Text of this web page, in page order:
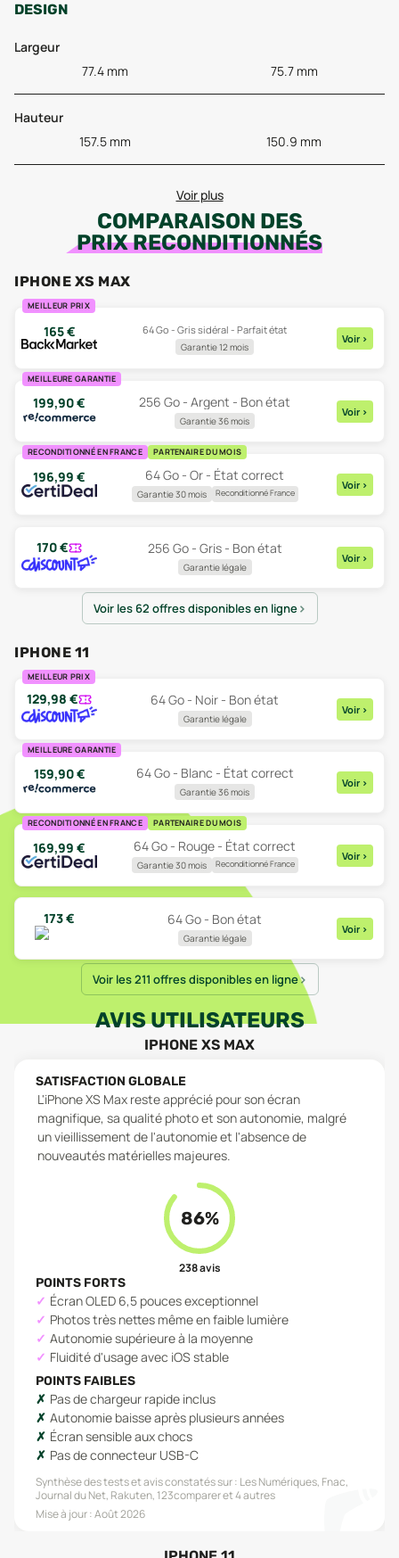
DESIGN
Largeur
77.4 mm
75.7 mm
Hauteur
157.5 mm
150.9 mm
Voir plus
COMPARAISON DES
PRIX RECONDITIONNÉS
IPHONE XS MAX
MEILLEUR PRIX
165€ 64 Go - Gris sidéral - Parfait état
Garantie 12 mois
Voir >
MEILLEURE GARANTIE
199,90€ 256 Go - Argent - Bon état
Garantie 36 mois
Voir >
RECONDITIONNÉ EN FRANCE PARTENAIRE DU MOIS
196,99 € 64 Go - Or - État correct
Garantie 30 mois Reconditionné France
Voir >
170€ 256 Go - Gris - Bon état
Garantie légale
Voir >
Voir les 62 offres disponibles en ligne
IPHONE 11
MEILLEUR PRIX
129,98 € 64 Go - Noir - Bon état
Garantie légale
Voir >
MEILLEURE GARANTIE
159,90€ 64 Go - Blanc - État correct
Garantie 36 mois
Voir >
RECONDITIONNÉ EN FRANCE PARTENAIRE DU MOIS
169,99 € 64 Go - Rouge - État correct
Garantie 30 mois Reconditionné France
Voir >
173€ 64 Go - Bon état
Garantie légale
Voir >
Voir les 211 offres disponibles en ligne
AVIS UTILISATEURS
IPHONE XS MAX
SATISFACTION GLOBALE
L'iPhone XS Max reste apprécié pour son écran
magnifique, sa qualité photo et son autonomie, malgré
un vieillissement de l'autonomie et l'absence de
nouveautés matérielles majeures.
86%
238avis
POINTS FORTS
Écran OLED 6,5 pouces exceptionnel
Photos très nettes même en faible lumière
Autonomie supérieure à la moyenne
Fluidité d'usage avec iOS stable
POINTS FAIBLES
Pas de chargeur rapide inclus
Autonomie baisse après plusieurs années
Écran sensible aux chocs
Pas de connecteur USB-C
Synthèse des tests et avis constatés sur : Les Numériques, Fnac,
Journal du Net, Rakuten, 123compareret 4 autres
Mise à jour :Août 2026